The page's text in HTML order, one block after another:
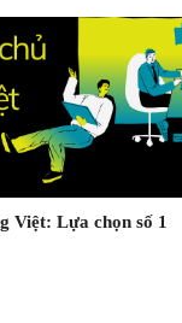
Việt: Lựa chọn số 1